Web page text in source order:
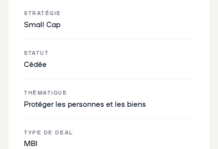
STRATÉGIE
Small Cap
STATUT
Cédée
THÉMATIQUE
Protéger les personnes et les biens
TYPE DE DEAL
MBI